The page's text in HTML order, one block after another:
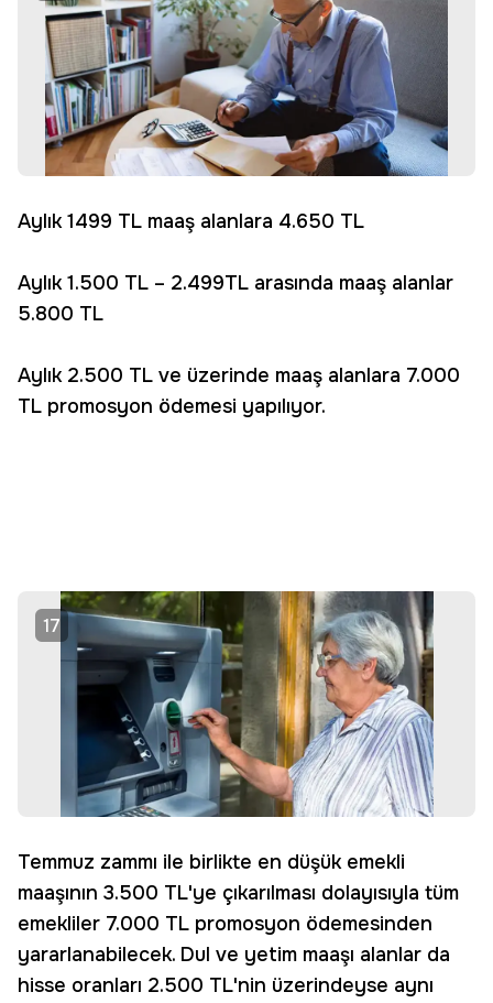
Aylık 1499 TL maaş alanlara 4.650 TL
Aylık 1.500 TL – 2.499TL arasında maaş alanlar
5.800 TL
Aylık 2.500 TL ve üzerinde maaş alanlara 7.000
TL promosyon ödemesi yapılıyor.
17
Temmuz zammı ile birlikte en düşük emekli
maaşının 3.500 TL'ye çıkarılması dolayısıyla tüm
emekliler 7.000 TL promosyon ödemesinden
yararlanabilecek. Dul ve yetim maaşı alanlar da
hisse oranları 2.500 TL'nin üzerindeyse aynı